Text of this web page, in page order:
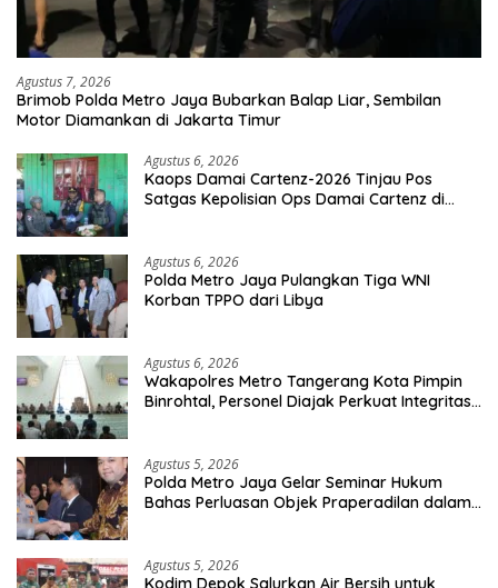
Agustus 7, 2026
Brimob Polda Metro Jaya Bubarkan Balap Liar, Sembilan
Motor Diamankan di Jakarta Timur
Agustus 6, 2026
Kaops Damai Cartenz-2026 Tinjau Pos
Satgas Kepolisian Ops Damai Cartenz di
Agustus 6, 2026
Polda Metro Jaya Pulangkan Tiga WNI
Korban TPPO dari Libya
Agustus 6, 2026
Wakapolres Metro Tangerang Kota Pimpin
Binrohtal, Personel Diajak Perkuat Integritas
Agustus 5, 2026
Polda Metro Jaya Gelar Seminar Hukum
Bahas Perluasan Objek Praperadilan dalam
Agustus 5, 2026